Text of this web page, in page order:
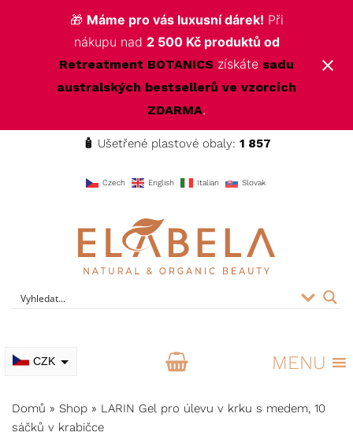
🎁 Máme pro vás luxusní dárek! Při
nákupu nad 2 500 Kč produktů od
Retreatment BOTANICS získáte sadu
australských bestsellerů ve vzorcích
ZDARMA.
🧴 Ušetřené plastové obaly: 1 857
Czech English Italian Slovak
ELABELA Beauty Kvalitní kosmetika pro vás
CZK MENU
Domů » Shop » LARIN Gel pro úlevu v krku s medem, 10
sáčků v krabičce